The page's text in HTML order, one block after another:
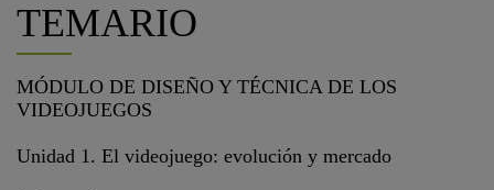
TEMARIO
MÓDULO DE DISEÑO Y TÉCNICA DE LOS
VIDEOJUEGOS
Unidad 1. El videojuego: evolución y mercado